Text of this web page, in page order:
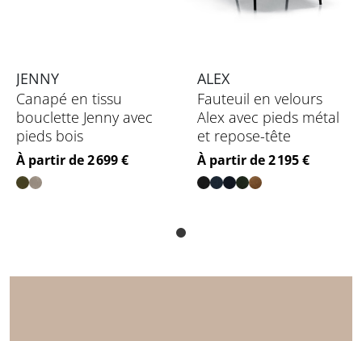
JENNY
Canapé en tissu
bouclette Jenny avec
pieds bois
Prix
À partir de 2 699 €
ALEX
Fauteuil en velours
Alex avec pieds métal
et repose-tête
Prix
À partir de 2 195 €